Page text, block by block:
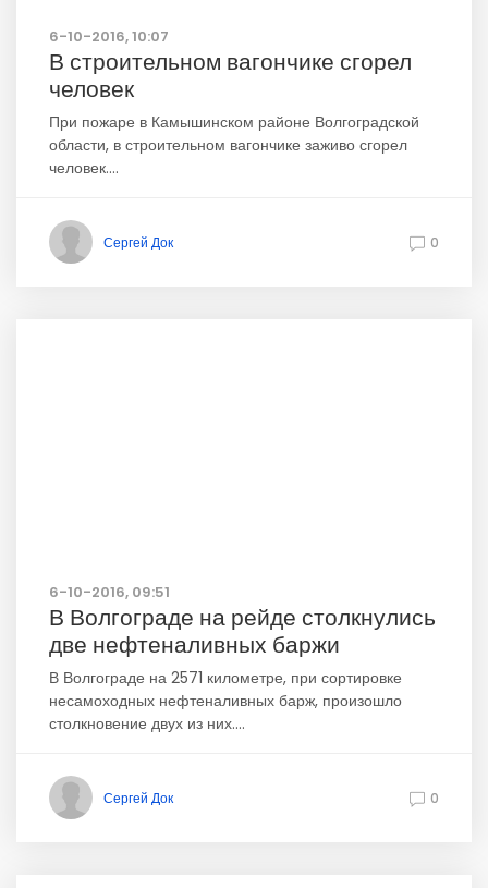
6-10-2016, 10:07
В строительном вагончике сгорел
человек
При пожаре в Камышинском районе Волгоградской
области, в строительном вагончике заживо сгорел
человек....
Сергей Док 0
6-10-2016, 09:51
В Волгограде на рейде столкнулись
две нефтеналивных баржи
В Волгограде на 2571 километре, при сортировке
несамоходных нефтеналивных барж, произошло
столкновение двух из них....
Сергей Док 0